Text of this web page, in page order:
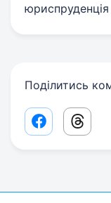
юриспруденція
Поділитись
Facebook